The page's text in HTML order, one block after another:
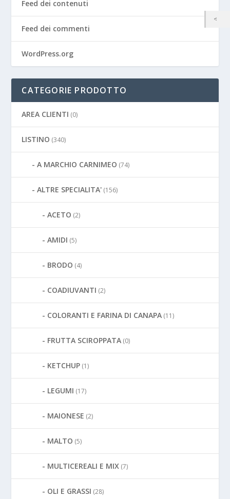
Feed dei contenuti
Feed dei commenti
WordPress.org
CATEGORIE PRODOTTO
AREA CLIENTI (0)
LISTINO (340)
A MARCHIO CARNIMEO (74)
ALTRE SPECIALITA' (156)
ACETO (2)
AMIDI (5)
BRODO (4)
COADIUVANTI (2)
COLORANTI E FARINA DI CANAPA (11)
FRUTTA SCIROPPATA (0)
KETCHUP (1)
LEGUMI (17)
MAIONESE (2)
MALTO (5)
MULTICEREALI E MIX (7)
OLI E GRASSI (28)